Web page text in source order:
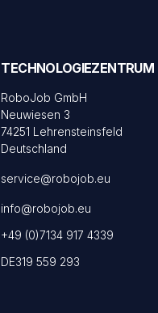
TECHNOLOGIEZENTRUM
RoboJob GmbH
Neuwiesen 3
74251 Lehrensteinsfeld
Deutschland
service@robojob.eu
info@robojob.eu
+49 (0)7134 917 4339
DE319 559 293